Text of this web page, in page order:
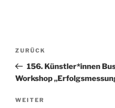
Beitrags-
Vorheriger
Beitrag
ZURÜCK
156. Künstler*innen
Workshop
Nächster
WEITER